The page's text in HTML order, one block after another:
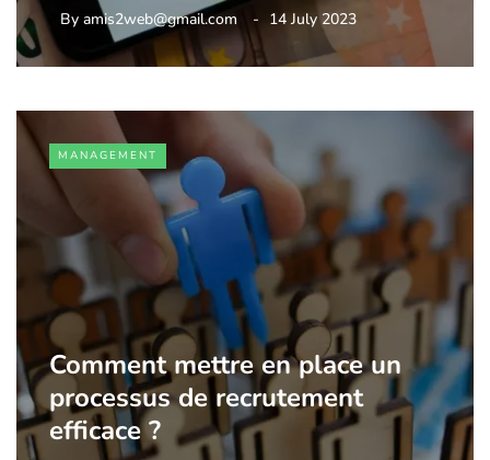
By amis2web@gmail.com 14 July 2023
MANAGEMENT
Comment mettre en place un
processus de recrutement
efficace ?